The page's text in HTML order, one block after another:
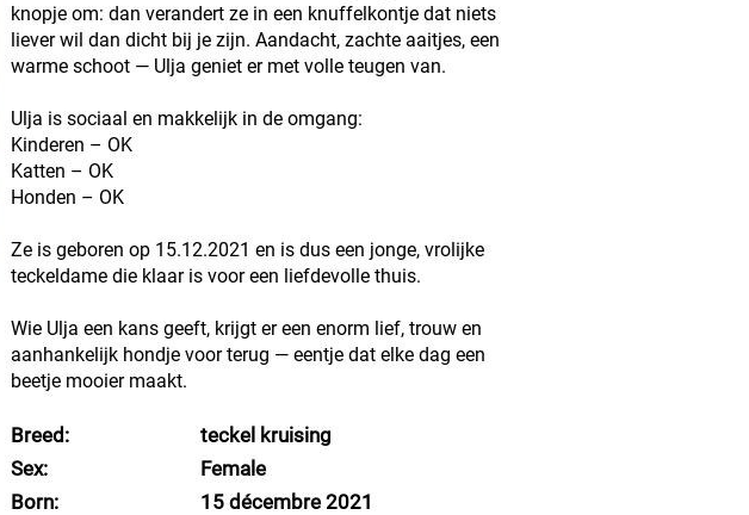
knopje om: dan verandert ze in een knuffelkontje dat niets
liever wil dan dicht bij je zijn. Aandacht, zachte aaitjes, een
warme schoot — Ulja geniet er met volle teugen van.
Ulja is sociaal en makkelijk in de omgang:
Kinderen – OK
Katten – OK
Honden – OK
Ze is geboren op 15.12.2021 en is dus een jonge, vrolijke
teckeldame die klaar is voor een liefdevolle thuis.
Wie Ulja een kans geeft, krijgt er een enorm lief, trouw en
aanhankelijk hondje voor terug — eentje dat elke dag een
beetje mooier maakt.
Breed:
teckel kruising
Sex:
Female
Born:
15 décembre 2021